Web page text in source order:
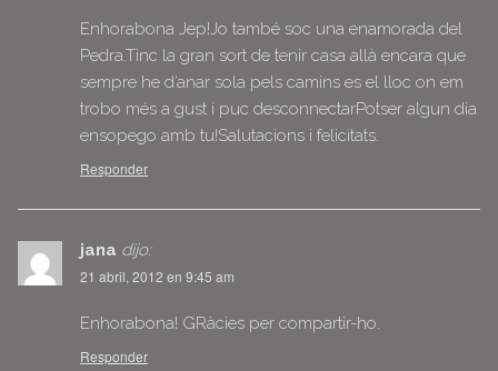
Enhorabona Jep!Jo també soc una enamorada del
Pedra.Tinc la gran sort de tenir casa allà encara que
sempre he d’anar sola pels camins es el lloc on em
trobo més a gust i puc desconnectarPotser algun dia
ensopego amb tu!Salutacions i felicitats.
Responder
jana dijo:
21 abril, 2012 en 9:45 am
Enhorabona! GRàcies per compartir-ho.
Responder